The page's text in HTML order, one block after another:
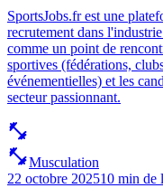
SportsJobs.fr est une
recrutement dans
comme un point de
sportives (fédérations,
événementielles) et les
secteur passionnant.
fitness_center
fitness_centerMusculation
22 octobre 202510 min de